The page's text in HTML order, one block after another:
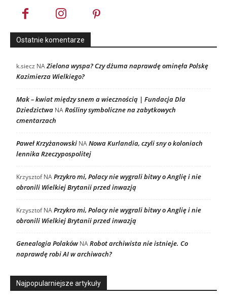
Ostatnie komentarze
k.siecz NAZielona wyspa? Czy dżuma naprawdę ominęła Polskę
Kazimierza Wielkiego?
Mak – kwiat między snem a wiecznością | Fundacja Dla
Dziedzictwa NARośliny symboliczne na zabytkowych
cmentarzach
Paweł Krzyżanowski NANowa Kurlandia, czyli sny o koloniach
lennika Rzeczypospolitej
KrzysztofNAPrzykro mi, Polacy nie wygrali bitwy o Anglię i nie
obronili Wielkiej Brytanii przed inwazją
KrzysztofNAPrzykro mi, Polacy nie wygrali bitwy o Anglię i nie
obronili Wielkiej Brytanii przed inwazją
Genealogia PolakówNARobot archiwista nie istnieje. Co
naprawdę robi AI w archiwach?
Najpopularniejsze artykuły